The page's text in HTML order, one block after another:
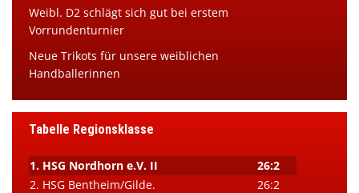
Weibl. D2 schlägt sich gut bei erstem
Vorrundenturnier
Neue Trikots für unsere weiblichen
Handballerinnen
Tabelle Regionsklasse
1. HSG Nordhorn e.V. II
26:2
2. HSG Bentheim/Gilde.
26:2